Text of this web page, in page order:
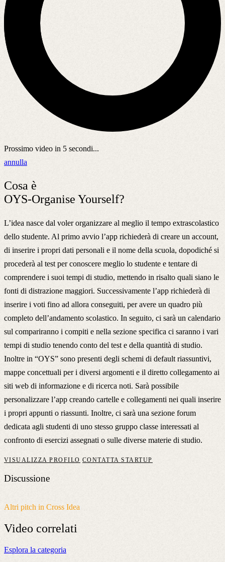
Prossimo video in 5 secondi...
annulla
Cosa è
OYS-Organise Yourself?
L’idea nasce dal voler organizzare al meglio il tempo extrascolastico
dello studente. Al primo avvio l’app richiederà di creare un account,
di inserire i propri dati personali e il nome della scuola, dopodiché si
procederà al test per conoscere meglio lo studente e tentare di
comprendere i suoi tempi di studio, mettendo in risalto quali siano le
fonti di distrazione maggiori. Successivamente l’app richiederà di
inserire i voti fino ad allora conseguiti, per avere un quadro più
completo dell’andamento scolastico. In seguito, ci sarà un calendario
sul compariranno i compiti e nella sezione specifica ci saranno i vari
tempi di studio tenendo conto del test e della quantità di studio.
Inoltre in “OYS” sono presenti degli schemi di default riassuntivi,
mappe concettuali per i diversi argomenti e il diretto collegamento ai
siti web di informazione e di ricerca noti. Sarà possibile
personalizzare l’app creando cartelle e collegamenti nei quali inserire
i propri appunti o riassunti. Inoltre, ci sarà una sezione forum
dedicata agli studenti di uno stesso gruppo classe interessati al
confronto di esercizi assegnati o sulle diverse materie di studio.
VISUALIZZA PROFILO CONTATTA STARTUP
Discussione
Altri pitch in Cross Idea
Video correlati
Esplora la categoria